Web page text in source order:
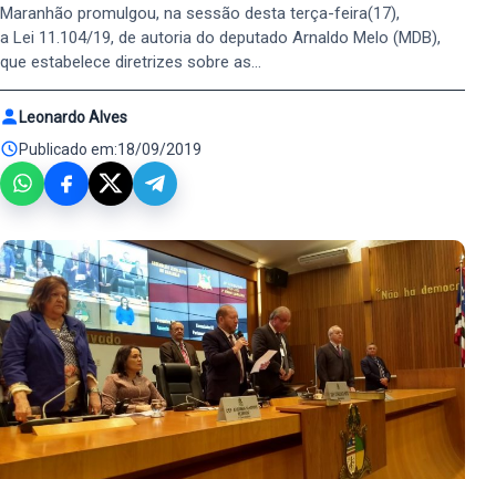
Maranhão promulgou, na sessão desta terça-feira(17),
a Lei 11.104/19, de autoria do deputado Arnaldo Melo (MDB),
que estabelece diretrizes sobre as…
Leonardo Alves
Publicado em:18/09/2019